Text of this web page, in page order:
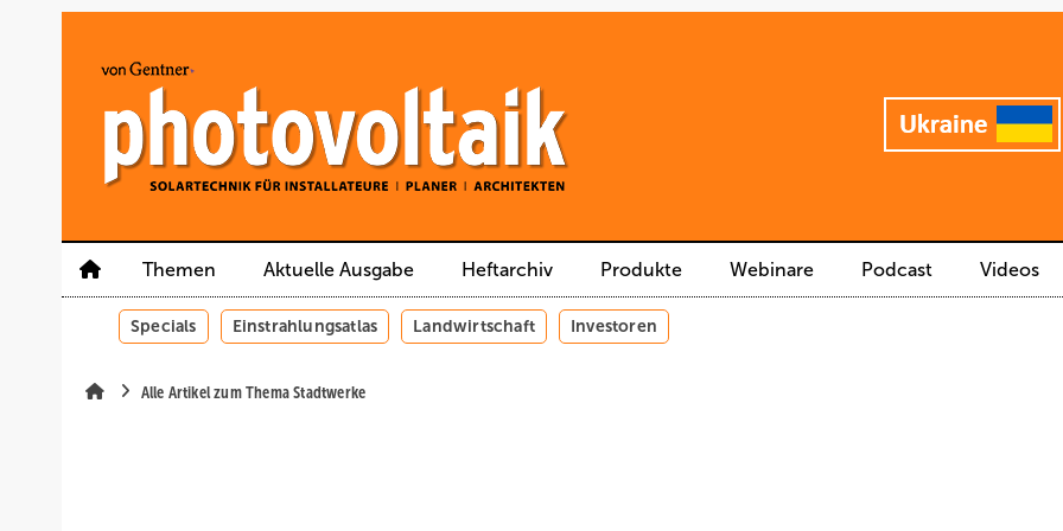
Themen Aktuelle Ausgabe Heftarchiv Produkte Webinare Podcast Videos
Specials Einstrahlungsatlas Landwirtschaft Investoren
Alle Artikel zum Thema Stadtwerke